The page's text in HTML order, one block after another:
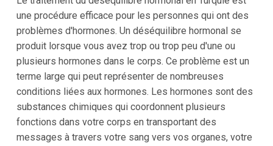
une procédure efficace pour les personnes qui ont des
problèmes d'hormones. Un déséquilibre hormonal se
produit lorsque vous avez trop ou trop peu d'une ou
plusieurs hormones dans le corps. Ce problème est un
terme large qui peut représenter de nombreuses
conditions liées aux hormones. Les hormones sont des
substances chimiques qui coordonnent plusieurs
fonctions dans votre corps en transportant des
messages à travers votre sang vers vos organes, votre